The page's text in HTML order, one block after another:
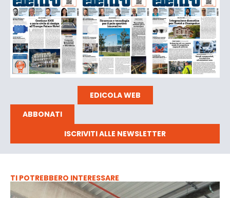
EDICOLA WEB
ABBONATI
ISCRIVITI ALLE NEWSLETTER
TI POTREBBERO INTERESSARE